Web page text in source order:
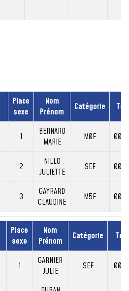
Place
sexe
Nom
Prénom
Catégorie
1
BERNARD
MARIE
M0F
2
NILLO
JULIETTE
SEF
3
GAYRARD
CLAUDINE
M5F
Place
sexe
Nom
Prénom
Catégorie
1
GARNIER
JULIE
SEF